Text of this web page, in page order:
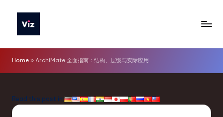
iz
T
o
Home » ArchiMate 全面指南：结构、层级与实际应用
Read this post in: